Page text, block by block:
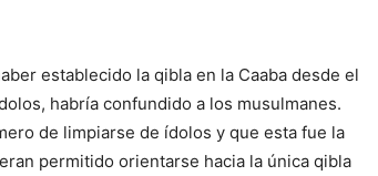
establecido la qibla en la Caaba desde el
habría confundido a los musulmanes.
de limpiarse de ídolos y que esta fue la
permitido orientarse hacia la única qibla